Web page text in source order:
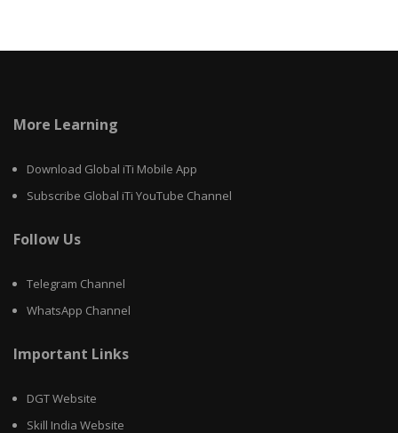
More Learning
Download Global iTi Mobile App
Subscribe Global iTi YouTube Channel
Follow Us
Telegram Channel
WhatsApp Channel
Important Links
DGT Website
Skill India Website